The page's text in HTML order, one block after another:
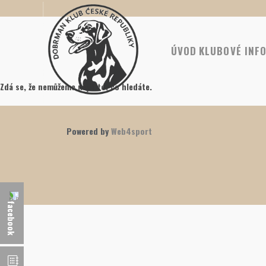
ÚVOD KLUBOVÉ
Zdá se, že nemůžeme najít to, co hledáte.
Powered byWeb4sport